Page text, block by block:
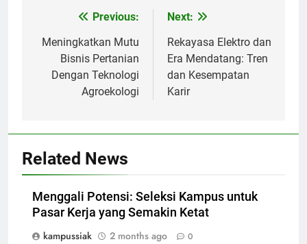
navigation
Previous:
Meningkatkan Mutu
Bisnis Pertanian
Dengan Teknologi
Agroekologi
Next:
Rekayasa Elektro dan
Era Mendatang: Tren
dan Kesempatan
Karir
Related News
Menggali Potensi: Seleksi Kampus untuk
Pasar Kerja yang Semakin Ketat
kampussiak
2 months ago 0